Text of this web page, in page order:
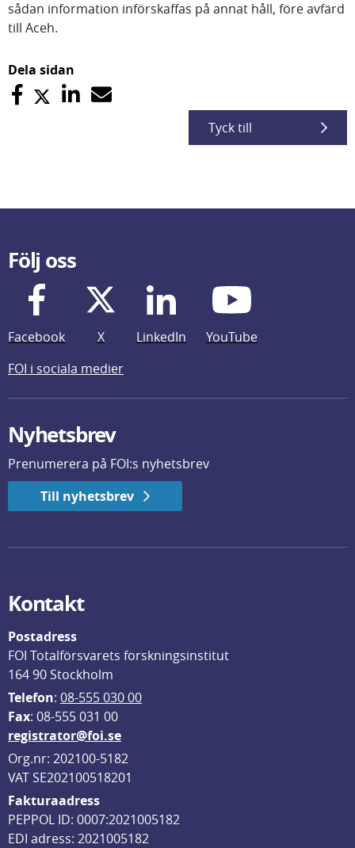
sådan information införskaffas på annat håll, före avfärd
till Aceh.
Dela sidan
Tyck till
Följ oss
Facebook X LinkedIn
YouTube
FOI i sociala medier
Nyhetsbrev
Prenumerera på FOI:s nyhetsbrev
Till nyhetsbrev
Kontakt
Postadress
FOI Totalförsvarets forskningsinstitut
164 90 Stockholm
Telefon: 08-555 030 00
Fax: 08-555 031 00
registrator@foi.se
Org.nr: 202100-5182
VAT SE202100518201
Fakturaadress
PEPPOL ID: 0007:2021005182
EDI adress: 2021005182